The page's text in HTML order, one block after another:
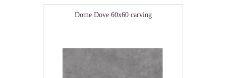
Dome Dove 60х60 carving